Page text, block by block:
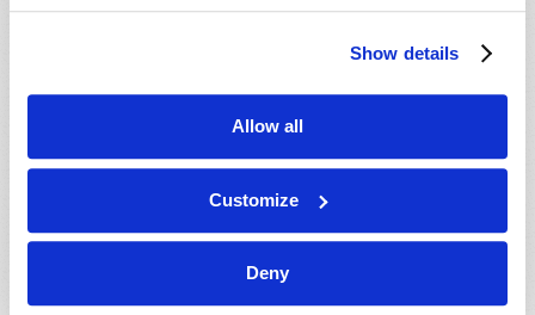
Show details
Allow all
Customize
Deny